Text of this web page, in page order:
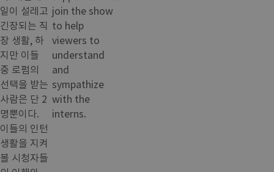
일이 설레고
긴장되는 직
장 생활, 하
지만 이들
중 로펌의
선택을 받는
사람은 단 2
명뿐이다.
이들의 인턴
생활을 지켜
볼 시청자들
join the show
to help
viewers to
understand
and
sympathize
with the
interns.